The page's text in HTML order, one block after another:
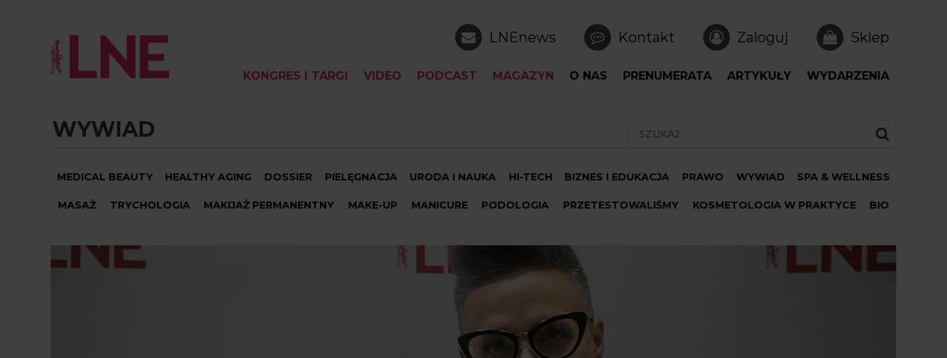
LNEnews Kontakt Zaloguj Sklep
KONGRES I TARGI VIDEO PODCAST MAGAZYN O NAS PRENUMERATA ARTYKUŁY WYDARZENIA
WYWIAD
MEDICAL BEAUTY HEALTHY AGING DOSSIER PIELĘGNACJA URODA I NAUKA HI-TECH BIZNES I EDUKACJA PRAWO WYWIAD SPA & WELLNESS
MASAŻ TRYCHOLOGIA MAKIJAŻ PERMANENTNY MAKE-UP MANICURE PODOLOGIA PRZETESTOWALIŚMY KOSMETOLOGIA W PRAKTYCE BIO